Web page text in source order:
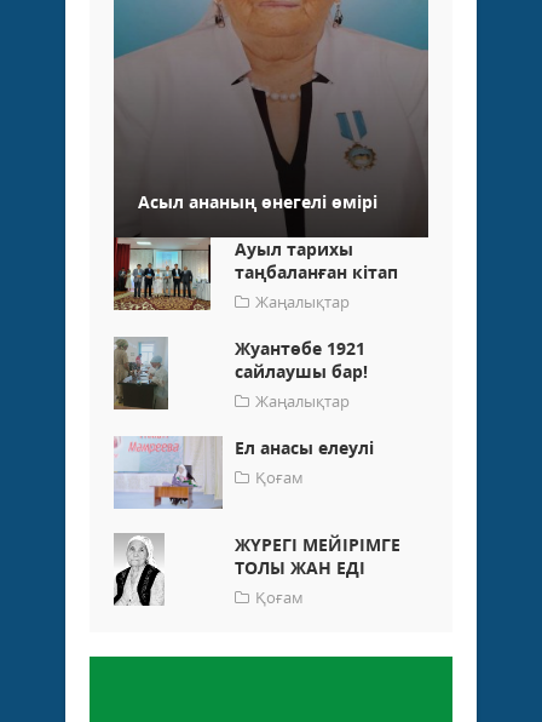
Асыл ананың өнегелі өмірі
Ауыл тарихы
таңбаланған кітап
Жаңалықтар
Жуантөбе 1921
сайлаушы бар!
Жаңалықтар
Ел анасы елеулі
Қоғам
ЖҮРЕГІ МЕЙІРІМГЕ
ТОЛЫ ЖАН ЕДІ
Қоғам